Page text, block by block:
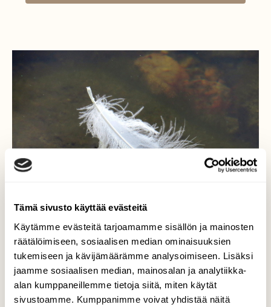
Tämä sivusto käyttää evästeitä
Käytämme evästeitä tarjoamamme sisällön ja mainosten
räätälöimiseen, sosiaalisen median ominaisuuksien
tukemiseen ja kävijämäärämme analysoimiseen. Lisäksi
jaamme sosiaalisen median, mainosalan ja analytiikka-
alan kumppaneillemme tietoja siitä, miten käytät
sivustoamme. Kumppanimme voivat yhdistää näitä
Vain untuva jäljelle jäänyt